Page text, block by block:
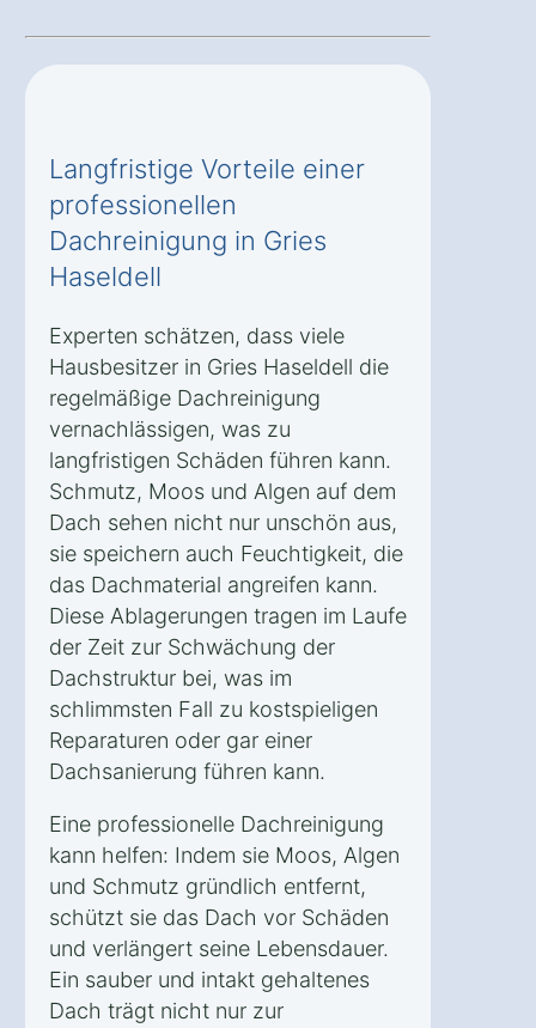
Langfristige Vorteile einer
professionellen
Dachreinigung in Gries
Haseldell
Experten schätzen, dass viele
Hausbesitzer in Gries Haseldell die
regelmäßige Dachreinigung
vernachlässigen, was zu
langfristigen Schäden führen kann.
Schmutz, Moos und Algen auf dem
Dach sehen nicht nur unschön aus,
sie speichern auch Feuchtigkeit, die
das Dachmaterial angreifen kann.
Diese Ablagerungen tragen im Laufe
der Zeit zur Schwächung der
Dachstruktur bei, was im
schlimmsten Fall zu kostspieligen
Reparaturen oder gar einer
Dachsanierung führen kann.
Eine professionelle Dachreinigung
kann helfen: Indem sie Moos, Algen
und Schmutz gründlich entfernt,
schützt sie das Dach vor Schäden
und verlängert seine Lebensdauer.
Ein sauber und intakt gehaltenes
Dach trägt nicht nur zur